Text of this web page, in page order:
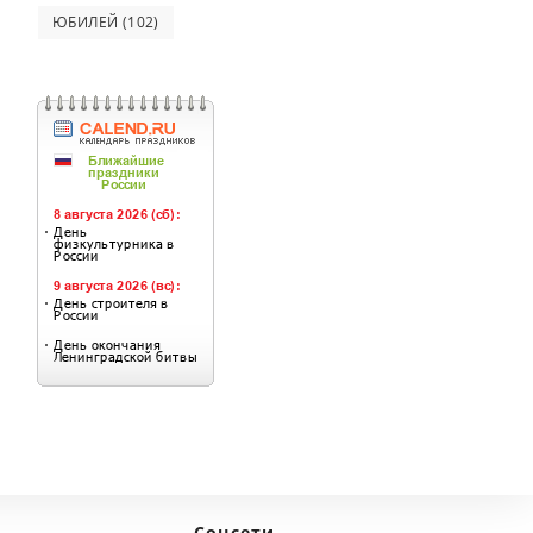
ЮБИЛЕЙ (102)